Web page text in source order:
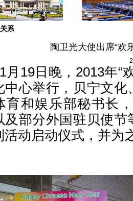
系
陶卫光大使出席“欢
1月 19日晚， 2013年“
中心举行，贝宁文
育和娱乐部秘书长
及部分外国驻贝使
活动启动仪式，并为